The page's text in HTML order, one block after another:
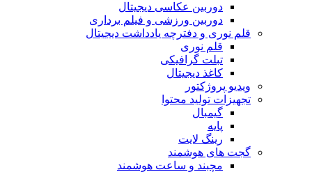
دوربین عکاسی دیجیتال
دوربین‌ ورزشی و فیلم برداری
قلم نوری و دفترچه یادداشت دیجیتال
قلم نوری
تبلت گرافیکی
کاغذ دیجیتال
ویدیو پروژکتور
تجهیزات تولید محتوا
گیمبال
پایه
رینگ لایت
گجت های هوشمند
مچبند و ساعت هوشمند